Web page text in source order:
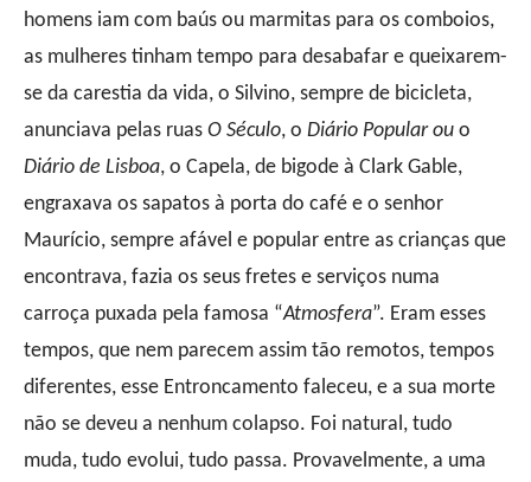
homens iam com baús ou marmitas para os comboios,
as mulheres tinham tempo para desabafar e queixarem-
se da carestia da vida, o Silvino, sempre de bicicleta,
anunciava pelas ruas O Século, o Diário Popular ou o
Diário de Lisboa, o Capela, de bigode à Clark Gable,
engraxava os sapatos à porta do café e o senhor
Maurício, sempre afável e popular entre as crianças que
encontrava, fazia os seus fretes e serviços numa
carroça puxada pela famosa “Atmosfera”. Eram esses
tempos, que nem parecem assim tão remotos, tempos
diferentes, esse Entroncamento faleceu, e a sua morte
não se deveu a nenhum colapso. Foi natural, tudo
muda, tudo evolui, tudo passa. Provavelmente, a uma